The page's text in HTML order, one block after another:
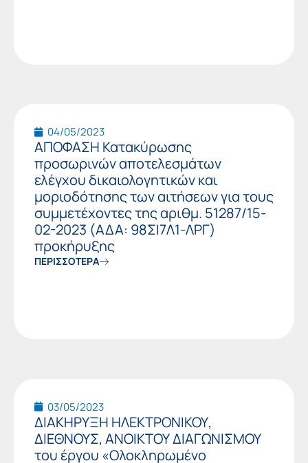
04/05/2023
ΑΠΟΦΑΣΗ Κατακύρωσης
προσωρινών αποτελεσμάτων
ελέγχου δικαιολογητικών και
μοριοδότησης των αιτήσεων για τους
συμμετέχοντες της αριθμ. 51287/15-
02-2023 (ΑΔΑ: 98ΣΙ7Λ1-ΛΡΓ)
προκήρυξης
ΠΕΡΙΣΣΟΤΕΡΑ
03/05/2023
ΔΙΑΚΗΡΥΞΗ ΗΛΕΚΤΡΟΝΙΚΟΥ,
ΔΙΕΘΝΟΥΣ, ΑΝΟΙΚΤΟΥ ΔΙΑΓΩΝΙΣΜΟΥ
του έργου «Ολοκληρωμένο